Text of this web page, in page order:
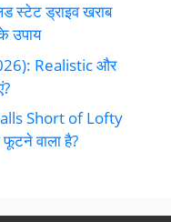
स्टेट ड्राइव खराब
उपाय
Realistic और
Short of Lofty
वाला है?